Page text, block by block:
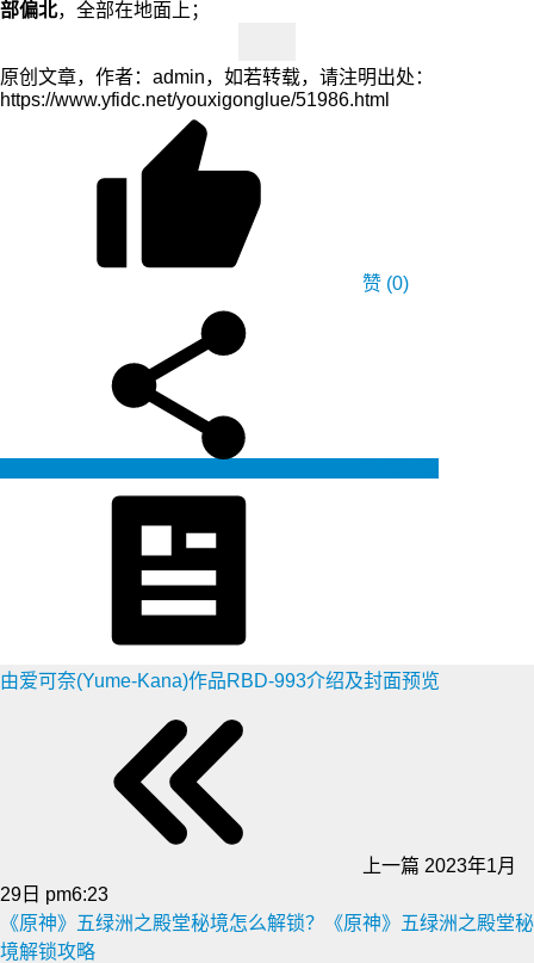
部偏北，全部在地面上；
原创文章，作者：admin，如若转载，请注明出处：
https://www.yfidc.net/youxigonglue/51986.html
赞 (0)
由爱可奈(Yume-Kana)作品RBD-993介绍及封面预览
上一篇 2023年1月
29日 pm6:23
《原神》五绿洲之殿堂秘境怎么解锁？《原神》五绿洲之殿堂秘
境解锁攻略